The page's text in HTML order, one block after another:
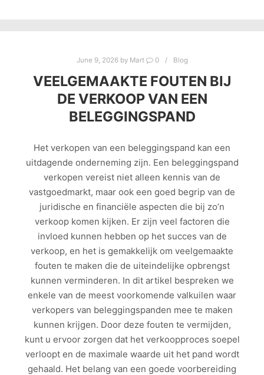
June 9, 2026by Mart 0 Blog
VEELGEMAAKTE FOUTEN BIJ
DE VERKOOP VAN EEN
BELEGGINGSPAND
Het verkopen van een beleggingspand kan een
uitdagende onderneming zijn. Een beleggingspand
verkopen vereist niet alleen kennis van de
vastgoedmarkt, maar ook een goed begrip van de
juridische en financiële aspecten die bij zo’n
verkoop komen kijken. Er zijn veel factoren die
invloed kunnen hebben op het succes van de
verkoop, en het is gemakkelijk om veelgemaakte
fouten te maken die de uiteindelijke opbrengst
kunnen verminderen. In dit artikel bespreken we
enkele van de meest voorkomende valkuilen waar
verkopers van beleggingspanden mee te maken
kunnen krijgen. Door deze fouten te vermijden,
kunt u ervoor zorgen dat het verkoopproces soepel
verloopt en de maximale waarde uit het pand wordt
gehaald. Het belang van een goede voorbereiding